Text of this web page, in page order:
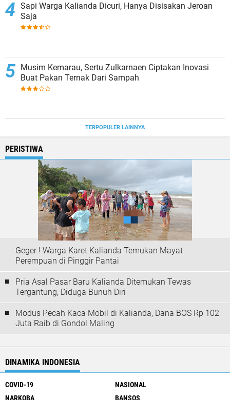
Sapi Warga Kalianda Dicuri, Hanya Disisakan Jeroan
Saja
Musim Kemarau, Sertu Zulkarnaen Ciptakan Inovasi
Buat Pakan Ternak Dari Sampah
TERPOPULER LAINNYA
PERISTIWA
Geger ! Warga Karet Kalianda Temukan Mayat
Perempuan di Pinggir Pantai
Pria Asal Pasar Baru Kalianda Ditemukan Tewas
Tergantung, Diduga Bunuh Diri
Modus Pecah Kaca Mobil di Kalianda, Dana BOS Rp 102
Juta Raib di Gondol Maling
DINAMIKA INDONESIA
COVID-19
NASIONAL
NARKOBA
BANSOS